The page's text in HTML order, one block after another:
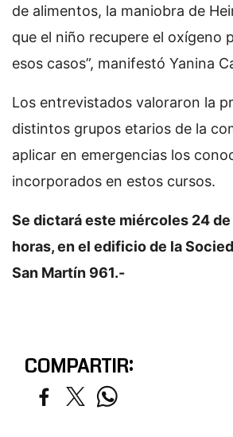
de alimentos, la maniobra de
que el niño recupere el oxígeno
esos casos”, manifestó Yanina
Los entrevistados valoraron la
distintos grupos etarios de la
aplicar en emergencias los
incorporados en estos cursos.
Se dictará este miércoles 24 de
horas, en el edificio de la
San Martín 961.-
COMPARTIR: